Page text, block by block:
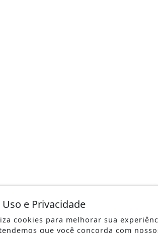
e Privacidade
cookies para melhorar sua
que você concorda com